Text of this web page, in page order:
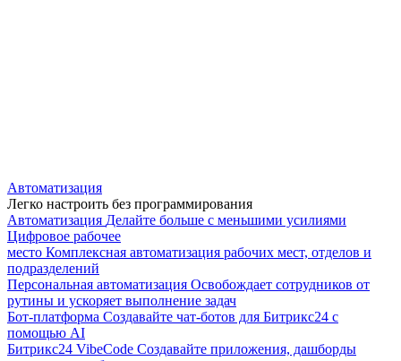
Автоматизация
Легко настроить без программирования
Автоматизация Делайте больше с меньшими усилиями
Цифровое рабочее
место Комплексная автоматизация рабочих мест, отделов и
подразделений
Персональная автоматизация Освобождает сотрудников от
рутины и ускоряет выполнение задач
Бот-платформа Создавайте чат-ботов для Битрикс24 с
помощью AI
Битрикс24 VibeCode Создавайте приложения, дашборды